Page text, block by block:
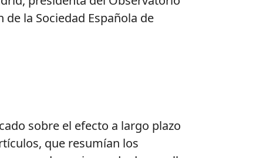
la Sociedad Española de
sobre el efecto a largo plazo
que resumían los